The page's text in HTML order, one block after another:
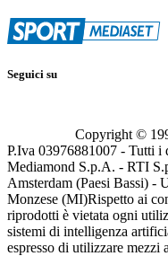
Seguici su
Copyright ©
P.Iva 03976881007 - Tutti
Mediamond S.p.A. - RTI
Amsterdam (Paesi Bassi) -
Monzese (MI)Rispetto ai
riprodotti è vietata ogni
sistemi di intelligenza
espresso di utilizzare mezzi